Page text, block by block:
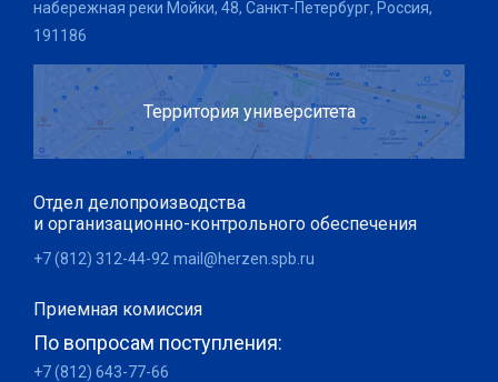
набережная реки Мойки, 48, Санкт-Петербург, Россия,
191186
Территория университета
Отдел делопроизводства
и организационно-контрольного обеспечения
+7 (812) 312-44-92 mail@herzen.spb.ru
Приемная комиссия
По вопросам поступления:
+7 (812) 643-77-66